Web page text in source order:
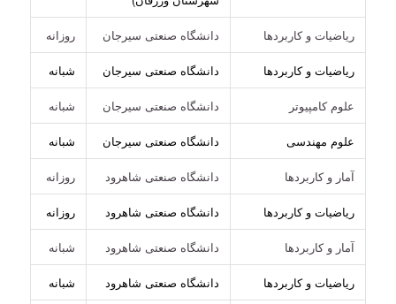
ریاضیات و کاربردها دانشگاه صنعتی سیرجان روزانه
ریاضیات و کاربردها دانشگاه صنعتی سیرجان شبانه
علوم کامپیوتر دانشگاه صنعتی سیرجان شبانه
علوم مهندسی دانشگاه صنعتی سیرجان شبانه
آمار و کاربردها دانشگاه صنعتی شاهرود روزانه
ریاضیات و کاربردها دانشگاه صنعتی شاهرود روزانه
آمار و کاربردها دانشگاه صنعتی شاهرود شبانه
ریاضیات و کاربردها دانشگاه صنعتی شاهرود شبانه